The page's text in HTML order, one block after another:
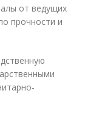
от ведущих
прочности и